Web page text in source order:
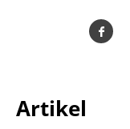
Artikel